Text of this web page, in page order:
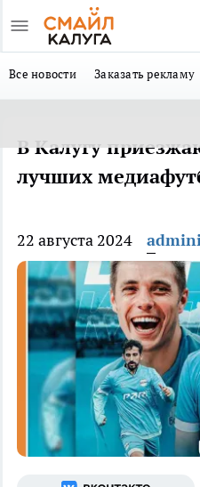
Все новости Заказать рекламу
В Калугу
лучших
22 августа 2024